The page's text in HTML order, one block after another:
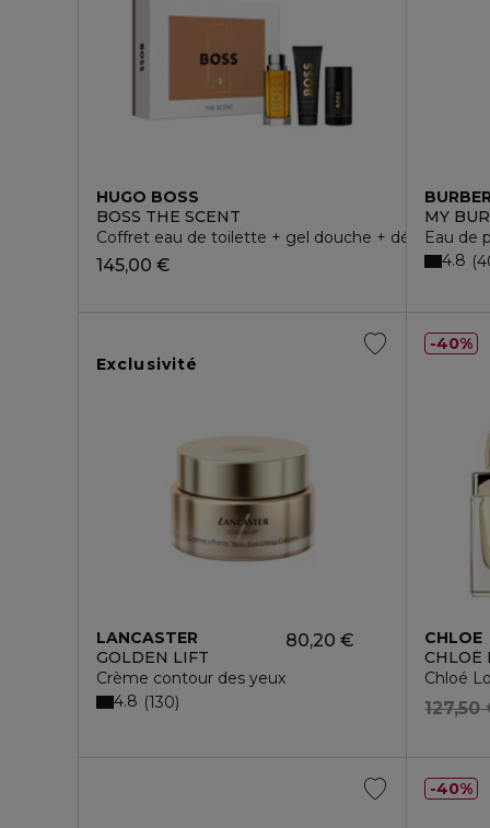
HUGO BOSS
BOSS THE SCENT
Coffret eau de toilette + gel douche + déodorant
145,00 €
MY
Eau de
4.8
Exclusivité
LANCASTER
GOLDEN LIFT
Crème contour des yeux
80,20 €
4.8 130
CHLOE
CHLOÉ
Chloé
127,50
40%
40%